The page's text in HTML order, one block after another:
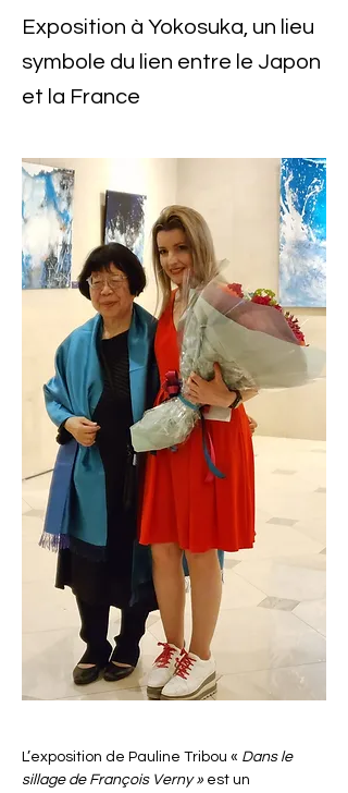
Exposition à Yokosuka, un lieu
symbole du lien entre le Japon
et la France
L’exposition de Pauline Tribou « Dans le
sillage de François Verny » est un